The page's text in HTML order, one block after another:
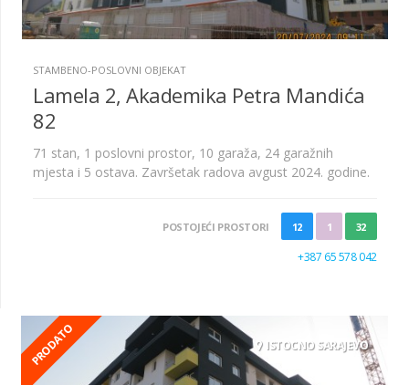
STAMBENO-POSLOVNI OBJEKAT
Lamela 2, Akademika Petra Mandića
82
71 stan, 1 poslovni prostor, 10 garaža, 24 garažnih
mjesta i 5 ostava. Završetak radova avgust 2024. godine.
POSTOJEĆI PROSTORI 12 1 32
+387 65 578 042
PRODATO ISTOCNO SARAJEVO